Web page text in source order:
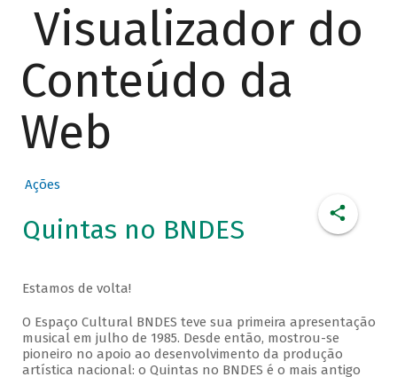
Visualizador do
Conteúdo da
Web
Ações
Quintas no BNDES
Estamos de volta!
O Espaço Cultural BNDES teve sua primeira apresentação
musical em julho de 1985. Desde então, mostrou-se
pioneiro no apoio ao desenvolvimento da produção
artística nacional: o Quintas no BNDES é o mais antigo